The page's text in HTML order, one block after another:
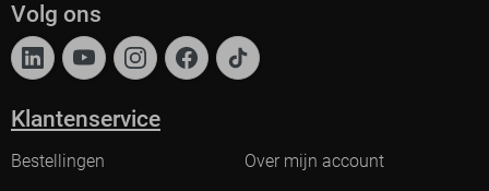
Volg ons
Klantenservice
Bestellingen
Over mijn account